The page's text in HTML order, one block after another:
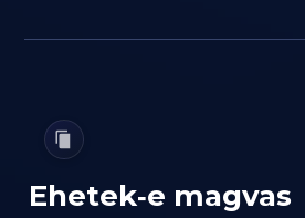
Ehetek‑e magvas